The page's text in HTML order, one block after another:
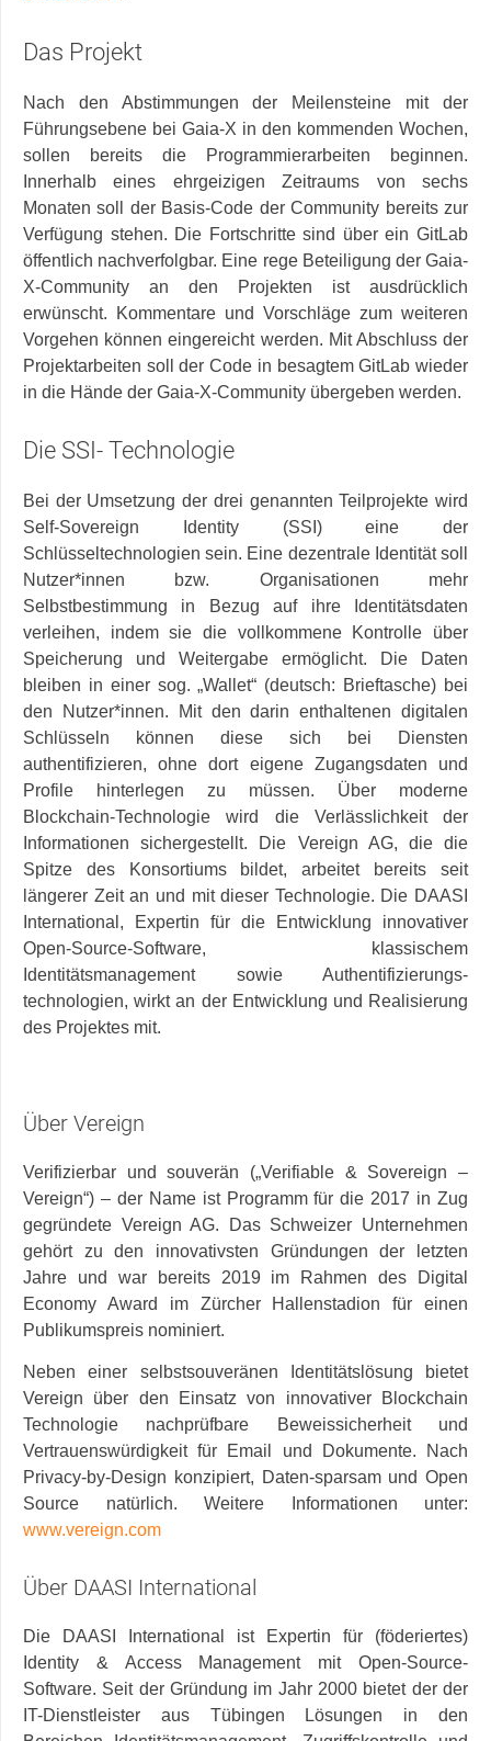
Das Projekt
Nach den Abstimmungen der Meilensteine mit der
Führungsebene bei Gaia-X in den kommenden Wochen,
sollen bereits die Programmierarbeiten beginnen.
Innerhalb eines ehrgeizigen Zeitraums von sechs
Monaten soll der Basis-Code der Community bereits zur
Verfügung stehen. Die Fortschritte sind über ein GitLab
öffentlich nachverfolgbar. Eine rege Beteiligung der Gaia-
X-Community an den Projekten ist ausdrücklich
erwünscht. Kommentare und Vorschläge zum weiteren
Vorgehen können eingereicht werden. Mit Abschluss der
Projektarbeiten soll der Code in besagtem GitLab wieder
in die Hände der Gaia-X-Community übergeben werden.
Die SSI- Technologie
Bei der Umsetzung der drei genannten Teilprojekte wird
Self-Sovereign Identity (SSI) eine der
Schlüsseltechnologien sein. Eine dezentrale Identität soll
Nutzer*innen bzw. Organisationen mehr
Selbstbestimmung in Bezug auf ihre Identitätsdaten
verleihen, indem sie die vollkommene Kontrolle über
Speicherung und Weitergabe ermöglicht. Die Daten
bleiben in einer sog. „Wallet“ (deutsch: Brieftasche) bei
den Nutzer*innen. Mit den darin enthaltenen digitalen
Schlüsseln können diese sich bei Diensten
authentifizieren, ohne dort eigene Zugangsdaten und
Profile hinterlegen zu müssen. Über moderne
Blockchain-Technologie wird die Verlässlichkeit der
Informationen sichergestellt. Die Vereign AG, die die
Spitze des Konsortiums bildet, arbeitet bereits seit
längerer Zeit an und mit dieser Technologie. Die DAASI
International, Expertin für die Entwicklung innovativer
Open-Source-Software, klassischem
Identitätsmanagement sowie Authentifizierungs-
technologien, wirkt an der Entwicklung und Realisierung
des Projektes mit.
Über Vereign
Verifizierbar und souverän („Verifiable & Sovereign –
Vereign“) – der Name ist Programm für die 2017 in Zug
gegründete Vereign AG. Das Schweizer Unternehmen
gehört zu den innovativsten Gründungen der letzten
Jahre und war bereits 2019 im Rahmen des Digital
Economy Award im Zürcher Hallenstadion für einen
Publikumspreis nominiert.
Neben einer selbstsouveränen Identitätslösung bietet
Vereign über den Einsatz von innovativer Blockchain
Technologie nachprüfbare Beweissicherheit und
Vertrauenswürdigkeit für Email und Dokumente. Nach
Privacy-by-Design konzipiert, Daten-sparsam und Open
Source natürlich. Weitere Informationen unter:
www.vereign.com
Über DAASI International
Die DAASI International ist Expertin für (föderiertes)
Identity & Access Management mit Open-Source-
Software. Seit der Gründung im Jahr 2000 bietet der der
IT-Dienstleister aus Tübingen Lösungen in den